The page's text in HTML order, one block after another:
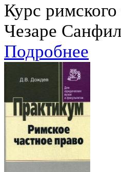
Курс
Чезаре
Подробнее